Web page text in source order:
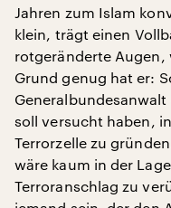
Jahren zum Islam
klein, trägt einen
rotgeränderte Augen,
Grund genug hat er:
Generalbundesanwalt
soll versucht haben,
Terrorzelle zu
wäre kaum in der
Terroranschlag zu